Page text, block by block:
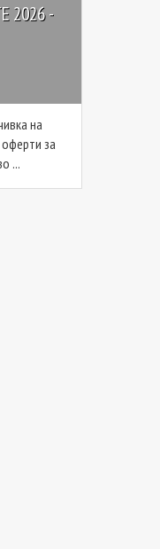
2026 -
на
за
...